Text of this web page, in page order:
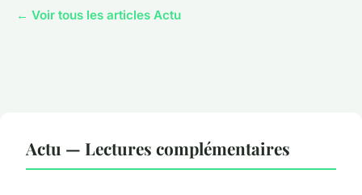
← Voir tous les articles Actu
Actu — Lectures complémentaires